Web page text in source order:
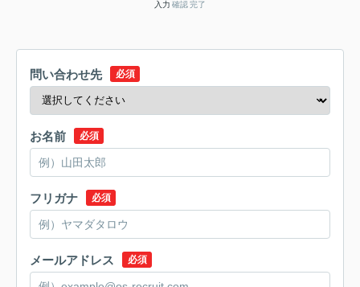
入力 確認完了
問い合わせ先 必須
お名前 必須
フリガナ 必須
メールアドレス 必須